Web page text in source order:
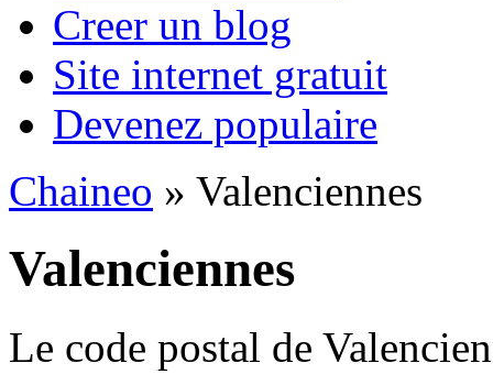
Creer un blog
Site internet gratuit
Devenez populaire
Chaineo » Valenciennes
Valenciennes
Le code postal de